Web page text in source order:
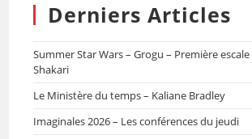
Derniers Articles
Summer Star Wars – Grogu – Première
Shakari
Le Ministère du temps – Kaliane Bradley
Imaginales 2026 – Les conférences du jeudi